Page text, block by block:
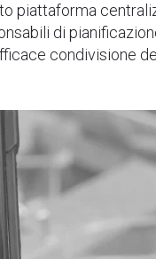
piattaforma
di
condivisione